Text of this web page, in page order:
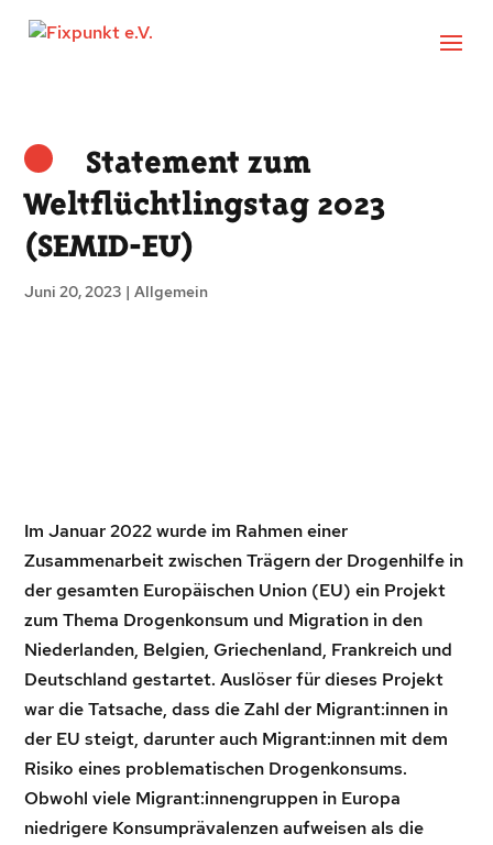
Statement zum
Weltflüchtlingstag 2023
(SEMID-EU)
Juni 20, 2023 |Allgemein
Im Januar 2022 wurde im Rahmen einer
Zusammenarbeit zwischen Trägern der Drogenhilfe in
der gesamten Europäischen Union (EU) ein Projekt
zum Thema Drogenkonsum und Migration in den
Niederlanden, Belgien, Griechenland, Frankreich und
Deutschland gestartet. Auslöser für dieses Projekt
war die Tatsache, dass die Zahl der Migrant:innen in
der EU steigt, darunter auch Migrant:innen mit dem
Risiko eines problematischen Drogenkonsums.
Obwohl viele Migrant:innengruppen in Europa
niedrigere Konsumprävalenzen aufweisen als die